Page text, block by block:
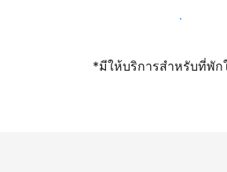
เปิดให้จองผ่านเราตั้งแ
*มีให้บริการสำหรับที่พัก